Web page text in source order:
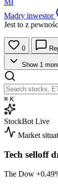
MI
Mądry inwestor
Jest to z
0
Show 1
⌘ K
StockBot Live
Market
Tech selloff
The Dow